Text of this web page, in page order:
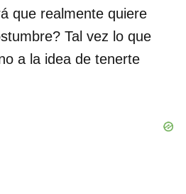
que realmente quiere
Tal vez lo que
a la idea de tenerte